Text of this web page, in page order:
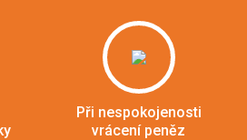
Při nespokojenosti
vrácení peněz